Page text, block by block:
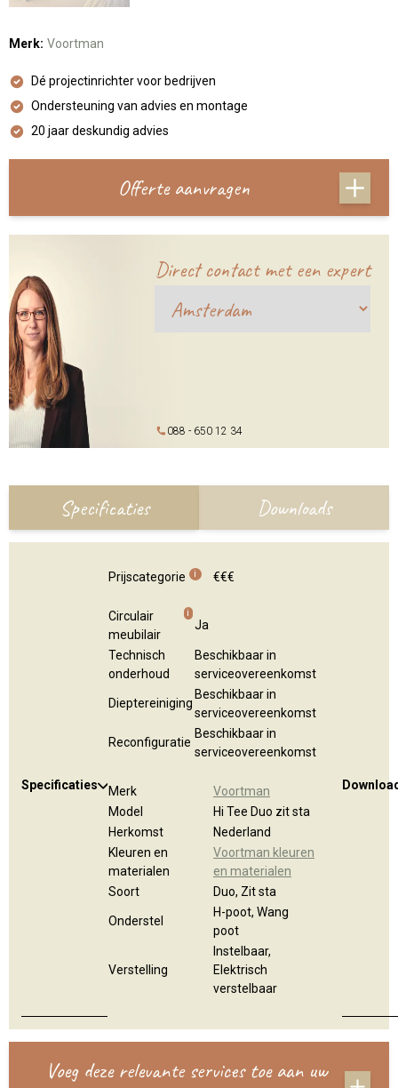
Merk: Voortman
Dé projectinrichter voor bedrijven
Ondersteuning van advies en montage
20 jaar deskundig advies
Offerte aanvragen
Direct contact met een expert
088 - 650 12 34
Specificaties Downloads
Specificaties
Prijscategorie i €€€
Circulair
meubilair
i
Ja
Technisch
onderhoud
Beschikbaar in
serviceovereenkomst
Dieptereiniging
Beschikbaar in
serviceovereenkomst
Reconfiguratie
Beschikbaar in
serviceovereenkomst
Merk
Voortman
Model
Hi Tee Duo zit sta
Herkomst
Nederland
Kleuren en
materialen
Voortman kleuren
en materialen
Soort
Duo, Zit sta
Onderstel
H-poot, Wang
poot
Verstelling
Instelbaar,
Elektrisch
verstelbaar
Voeg deze relevante services toe aan uw